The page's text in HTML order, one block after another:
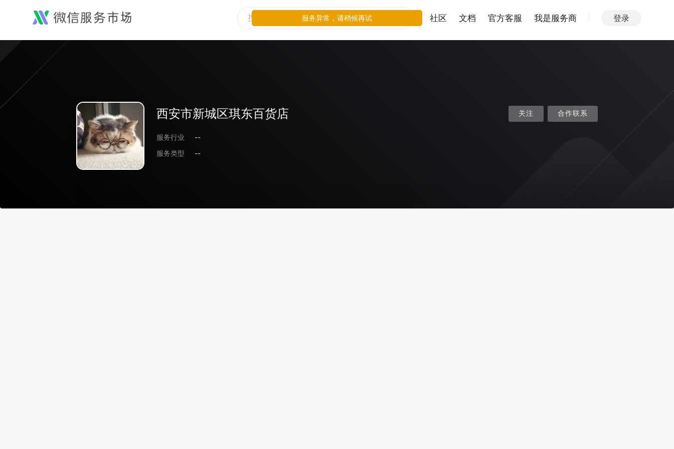
社区 文档 官方客服 我是服务商 登录
西安市新城区琪东百货店
服务行业
--
服务类型
--
关注 合作联系
服务异常，请稍候再试